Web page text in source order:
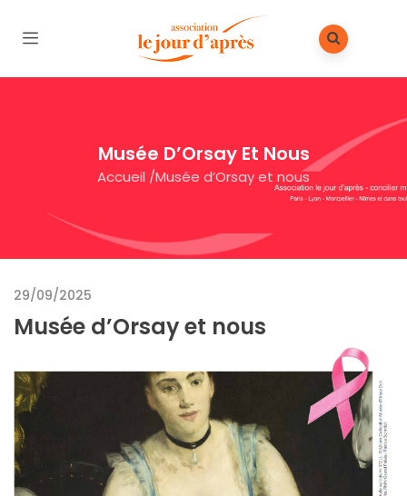
Musée D’Orsay Et Nous
Accueil /Musée d’Orsay et nous
29/09/2025
Musée d’Orsay et nous